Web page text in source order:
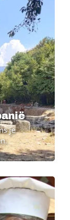
je